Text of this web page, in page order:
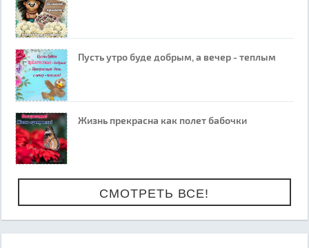
Пусть утро буде добрым, а вечер - теплым
Жизнь прекрасна как полет бабочки
СМОТРЕТЬ ВСЕ!